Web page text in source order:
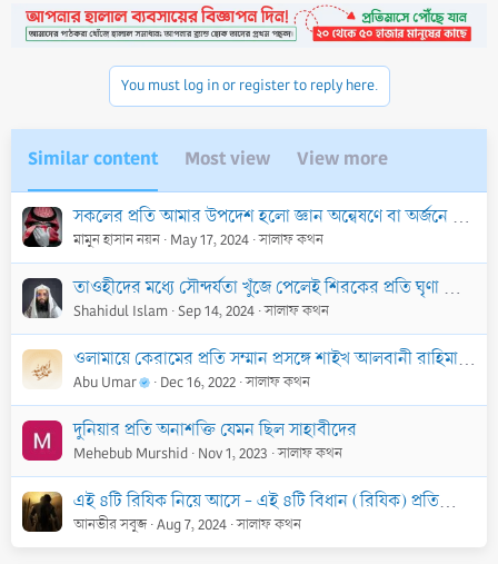
t
i
You must log in or register to reply here.
Similar content Most view View more
সকলের প্রতি আমার উপদেশ হলো জ্ঞান অন্বেষণে বা অর্জনে নিজেকে নিয়োজিত করা
মামুন হাসান নয়ন May 17, 2024 সালাফ কথন
তাওহীদের মধ্যে সৌন্দর্যতা খুঁজে পেলেই শিরকের প্রতি ঘৃণা আসে
Shahidul Islam Sep 14, 2024 সালাফ কথন
ওলামায়ে কেরামের প্রতি সম্মান প্রসঙ্গে শাইখ আলবানী রাহিমাহুল্লাহ
Abu Umar Dec 16, 2022 সালাফ কথন
দুনিয়ার প্রতি অনাশক্তি যেমন ছিল সাহাবীদের
Mehebub Murshid Nov 1, 2023 সালাফ কথন
এই ৪টি রিযিক নিয়ে আসে - এই ৪টি বিধান (রিযিক) প্রতিরোধ করে
আনভীর সবুজ Aug 7, 2024 সালাফ কথন